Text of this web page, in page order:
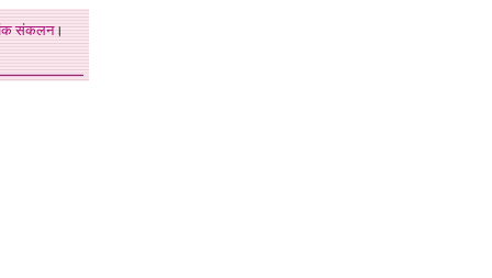
संकलन।